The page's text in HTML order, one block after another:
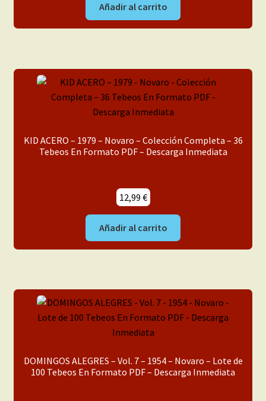
Añadir al carrito
KID ACERO – 1979 – Novaro – Colección Completa – 36
Tebeos En Formato PDF – Descarga Inmediata
12,99 €
Añadir al carrito
DOMINGOS ALEGRES – Vol. 7 – 1954 – Novaro – Lote de
100 Tebeos En Formato PDF – Descarga Inmediata